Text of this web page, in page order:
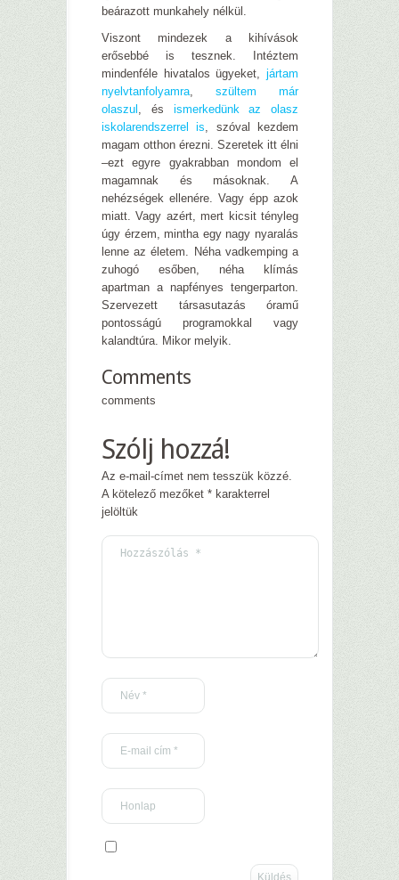
beárazott munkahely nélkül.
Viszont mindezek a kihívások
erősebbé is tesznek. Intéztem
mindenféle hivatalos ügyeket, jártam
nyelvtanfolyamra, szültem már
olaszul , és ismerkedünk az olasz
iskolarendszerrel is, szóval kezdem
magam otthon érezni. Szeretek itt élni
–ezt egyre gyakrabban mondom el
magamnak és másoknak. A
nehézségek ellenére. Vagy épp azok
miatt. Vagy azért, mert kicsit tényleg
úgy érzem, mintha egy nagy nyaralás
lenne az életem. Néha vadkemping a
zuhogó esőben, néha klímás
apartman a napfényes tengerparton.
Szervezett társasutazás óramű
pontosságú programokkal vagy
kalandtúra. Mikor melyik.
Comments
comments
Szólj hozzá!
Az e-mail-címet nem tesszük közzé.
A kötelező mezőket * karakterrel
jelöltük